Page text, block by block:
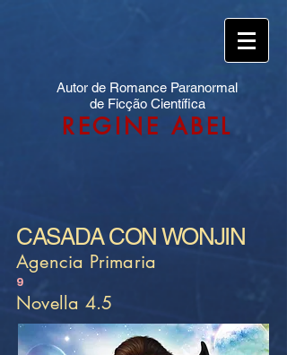
Autor de Romance Paranormal
de Ficção Científica
REGINE ABEL
CASADA CON WONJIN
Agencia Primaria
9
Novella 4.5